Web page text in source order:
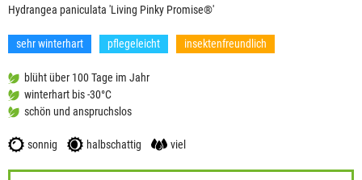
Hydrangea paniculata 'Living Pinky Promise®'
sehr winterhart pflegeleicht insektenfreundlich
blüht über 100 Tage im Jahr
winterhart bis -30°C
schön und anspruchslos
sonnig halbschattig viel